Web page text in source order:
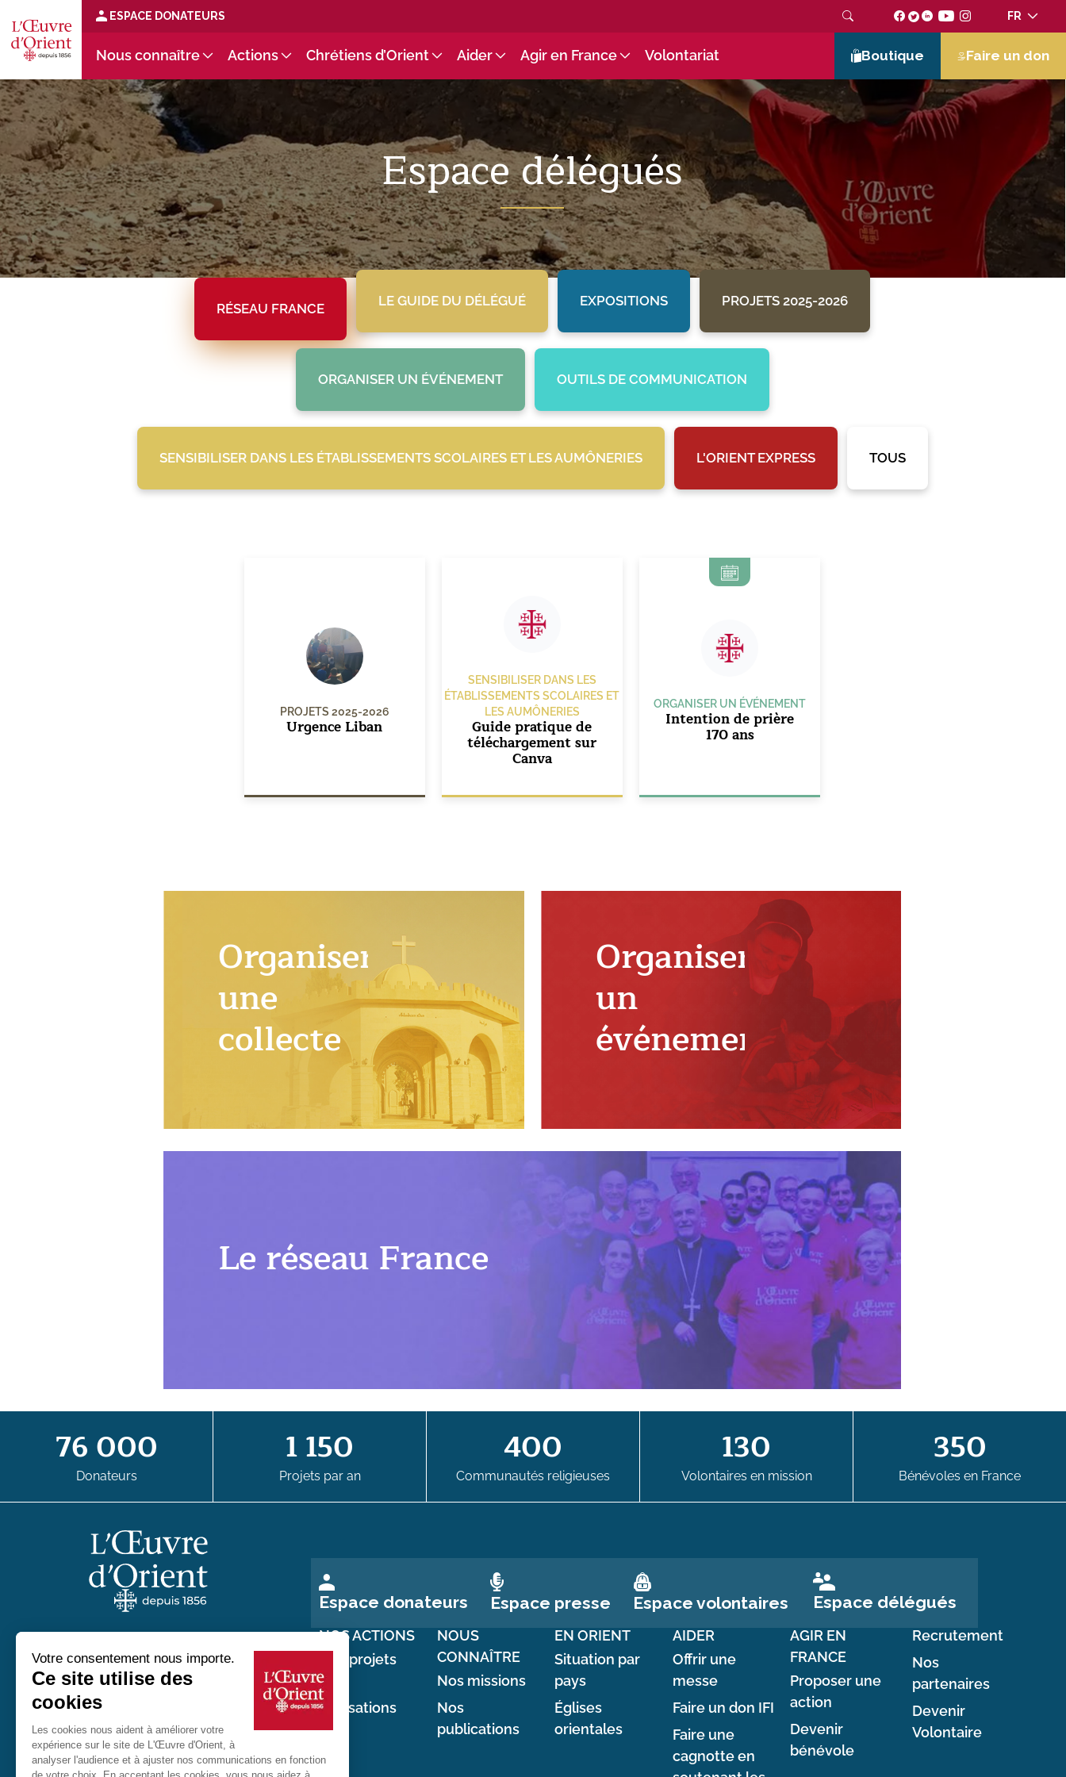
ESPACE DONATEURS FR
Nous connaître Actions Chrétiens d’Orient Aider Agir en France Volontariat Boutique Faire un don
Espace délégués
RÉSEAU FRANCE LE GUIDE DU DÉLÉGUÉ EXPOSITIONS PROJETS 2025-2026
ORGANISER UN ÉVÉNEMENT OUTILS DE COMMUNICATION
SENSIBILISER DANS LES ÉTABLISSEMENTS SCOLAIRES ET LES AUMÔNERIES L'ORIENT EXPRESS TOUS
PROJETS 2025-2026
Urgence Liban
SENSIBILISER DANS LES
ÉTABLISSEMENTS SCOLAIRES ET
LES AUMÔNERIES
Guide pratique de
téléchargement sur
Canva
ORGANISER UN ÉVÉNEMENT
Intention de prière
170 ans
Organiser
une
collecte
Organiser
un
événement
Le réseau France
76 000
Donateurs
1 150
Projets par an
400
Communautés religieuses
130
Volontaires en mission
350
Bénévoles en France
Espace donateurs Espace presse Espace volontaires Espace délégués
NOS ACTIONS
Nos projets
Nos
réalisations
NOUS
CONNAÎTRE
Nos missions
Nos
publications
EN ORIENT
Situation par
pays
Églises
orientales
AIDER
Offrir une
messe
Faire un don IFI
Faire une
cagnotte en
AGIR EN
FRANCE
Proposer une
action
Devenir
bénévole
Recrutement
Nos
partenaires
Devenir
Volontaire
Au service des chrétiens d'Orient
01 45 48 54 46
Contactez-nous